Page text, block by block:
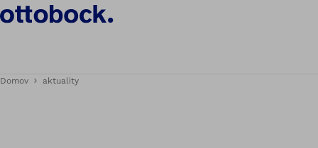
Domov aktuality